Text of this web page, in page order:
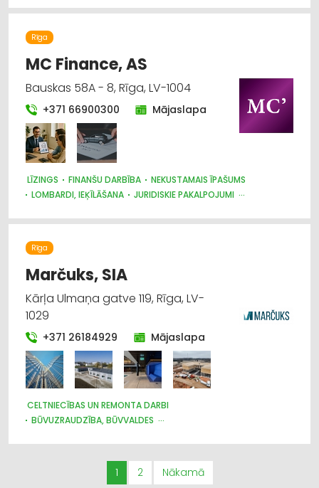
AUTO TIRDZNIECĪBA, AUTOSALONI
AUTO VĒRTĒŠANA
Rīga
MC Finance, AS
Bauskas 58A - 8, Rīga, LV-1004
+371 66900300 Mājaslapa
LĪZINGS FINANŠU DARBĪBA
NEKUSTAMAIS ĪPAŠUMS
LOMBARDI, IEĶĪLĀŠANA
JURIDISKIE PAKALPOJUMI
AUTO NOMA; VIEGLIE AUTO
Rīga
Marčuks, SIA
Kārļa Ulmaņa gatve 119, Rīga, LV-
1029
+371 26184929 Mājaslapa
CELTNIECĪBAS UN REMONTA DARBI
BŪVUZRAUDZĪBA, BŪVVALDES
ARHITEKTŪRA, PROJEKTĒŠANA
1 2 Nākamā